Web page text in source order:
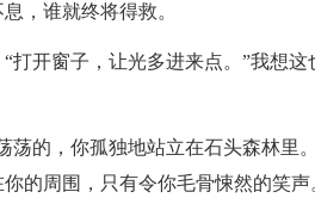
，谁就终将得救。
打开窗子，让光多进来点。”我想这
荡的，你孤独地站立在石头森林里
的周围，只有令你毛骨悚然的笑